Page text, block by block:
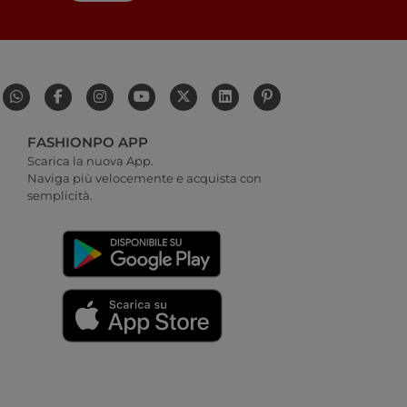
FASHIONPO APP
Scarica la nuova App.
Naviga più velocemente e acquista con
semplicità.